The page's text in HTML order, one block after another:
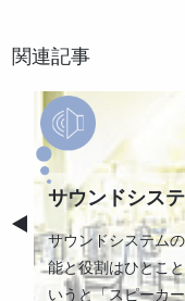
関連記事
サウンドシステム設計の基礎知識
サウンドシステムの機
能と役割はひとことで
いうと「スピーカーで